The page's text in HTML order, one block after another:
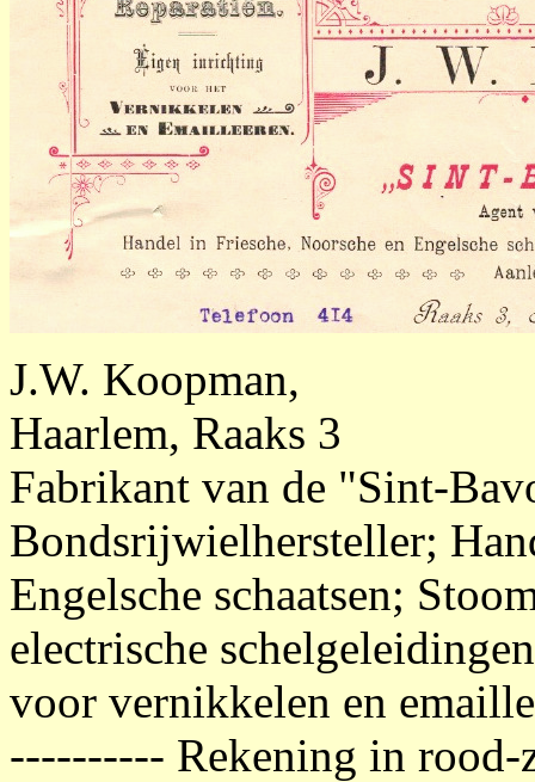
J.W. Koopman,
Haarlem, Raaks 3
Fabrikant van de "Sint-
Bondsrijwielhersteller;
Engelsche schaatsen;
electrische
voor vernikkelen en
---------- Rekening in